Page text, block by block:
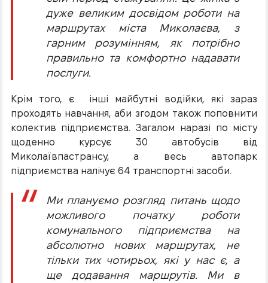
дуже великим досвідом роботи на
маршрутах міста Миколаєва, з
гарним розумінням, як потрібно
правильно та комфортно надавати
послуги.
Крім того, є інші майбутні водійки, які зараз
проходять навчання, аби згодом також поповнити
колектив підприємства. Загалом наразі по місту
щоденно курсує 30 автобусів від
Миколаївпастрансу, а весь автопарк
підприємства налічує 64 транспортні засоби.
Ми плануємо розгляд питань щодо
можливого початку роботи
комунального підприємства на
абсолютно нових маршрутах, не
тільки тих чотирьох, які у нас є, а
ще додавання маршрутів. Ми в